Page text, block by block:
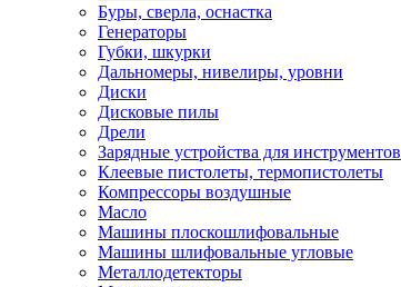
Буры, сверла, оснастка
Генераторы
Губки, шкурки
Дальномеры, нивелиры, уровни
Диски
Дисковые пилы
Дрели
Зарядные устройства для инструментов
Клеевые пистолеты, термопистолеты
Компрессоры воздушные
Масло
Машины плоскошлифовальные
Машины шлифовальные угловые
Металлодетекторы